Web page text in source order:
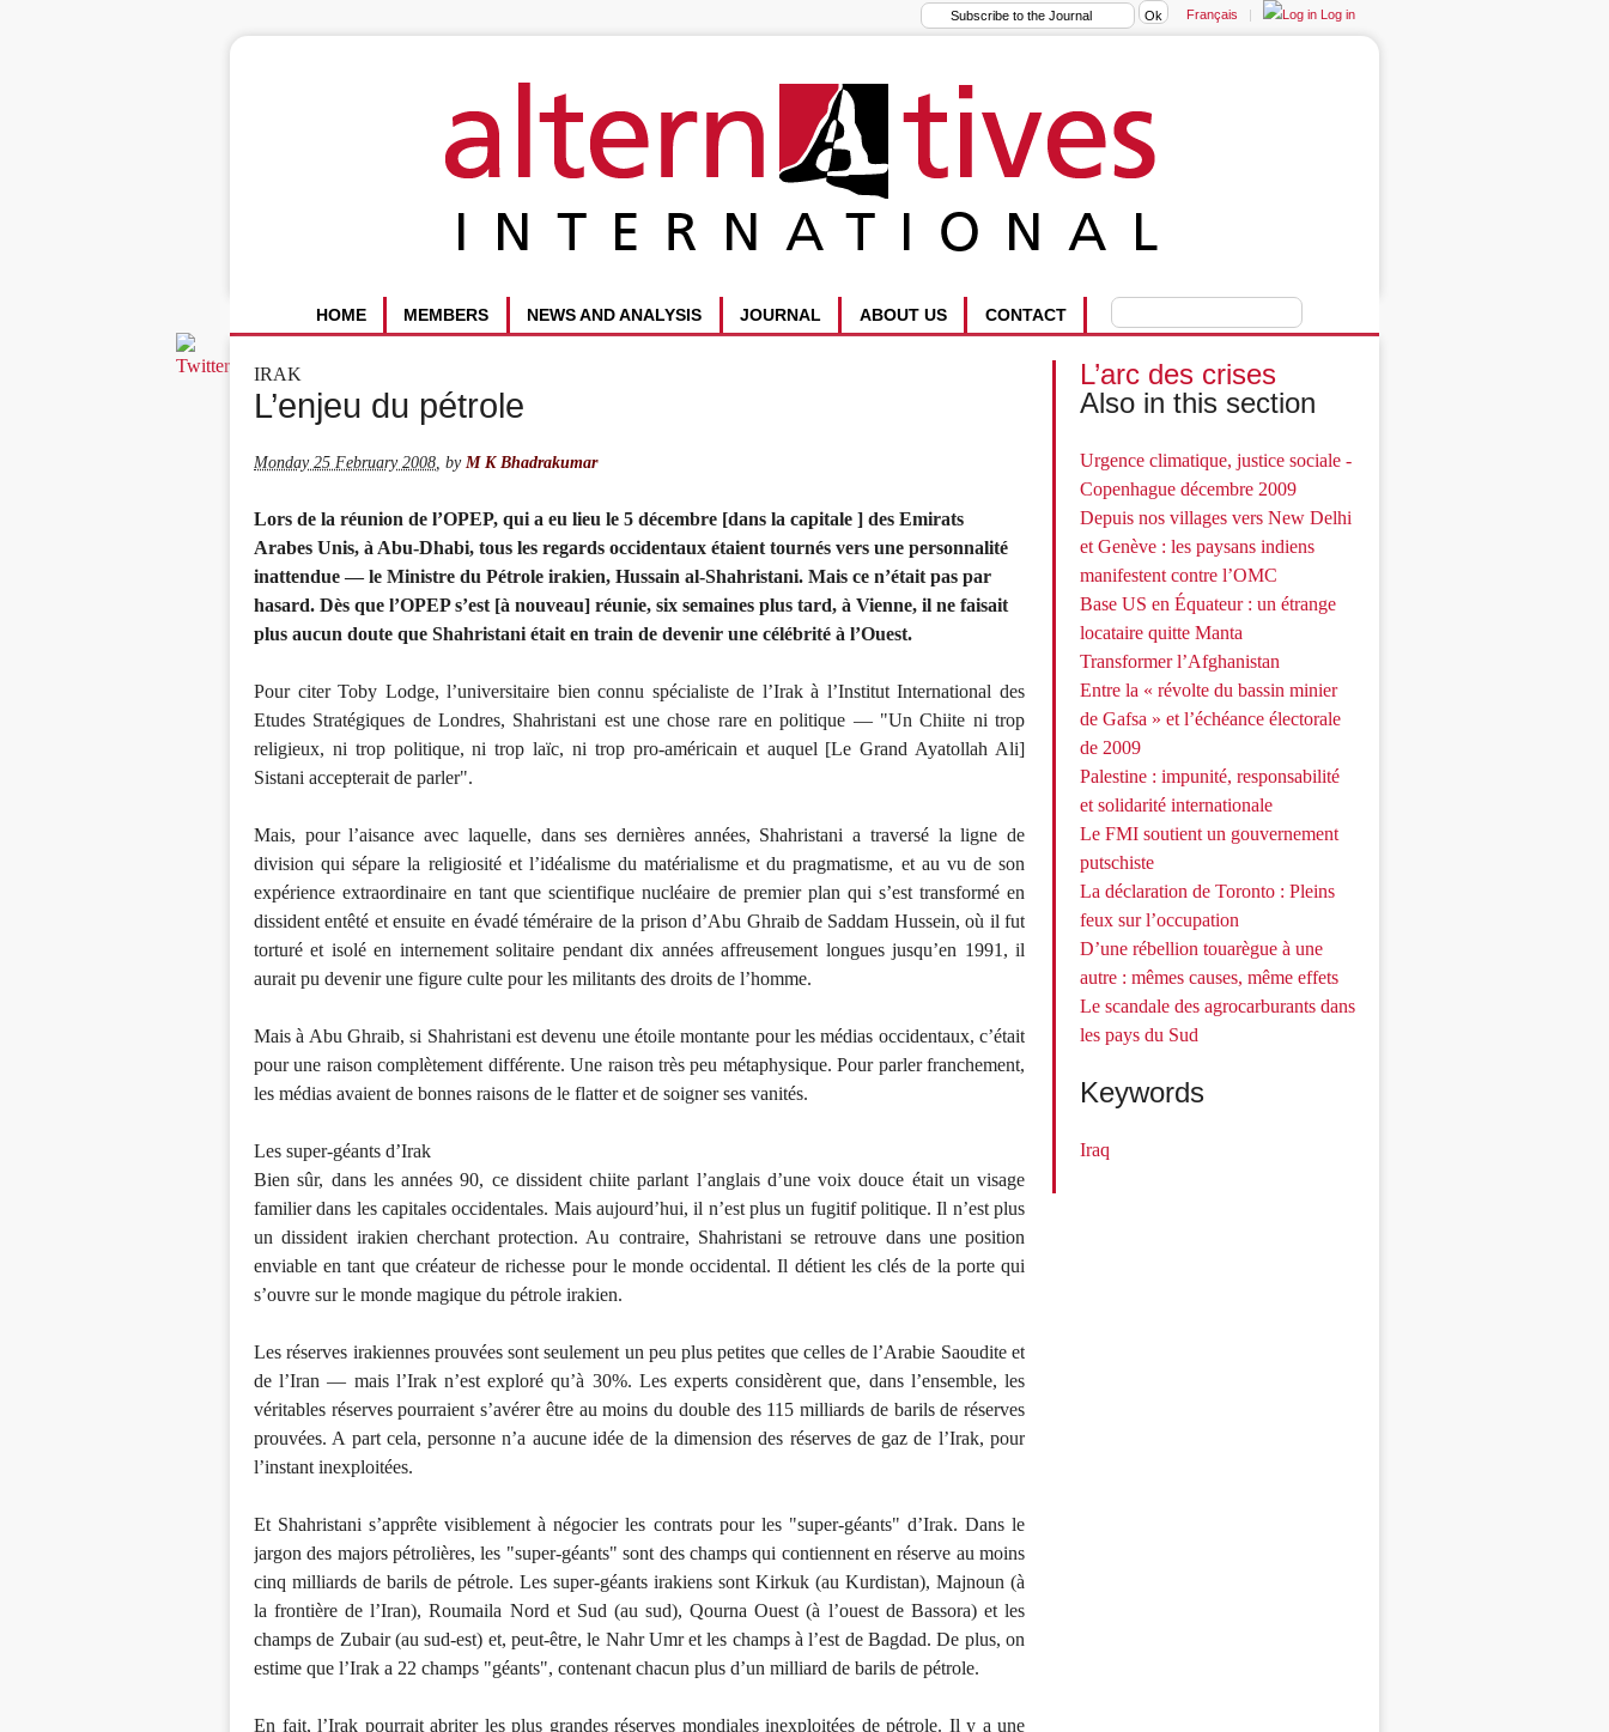
Français | Log in
CONTACT
ABOUT US
JOURNAL
NEWS AND ANALYSIS
MEMBERS
HOME
IRAK
L’enjeu du pétrole
Monday 25 February 2008, byM K Bhadrakumar
Lors de la réunion de l’OPEP, qui a eu lieu le 5 décembre [dans la capitale ] des Emirats
Arabes Unis, à Abu-Dhabi, tous les regards occidentaux étaient tournés vers une personnalité
inattendue — le Ministre du Pétrole irakien, Hussain al-Shahristani. Mais ce n’était pas par
hasard. Dès que l’OPEP s’est [à nouveau] réunie, six semaines plus tard, à Vienne, il ne faisait
plus aucun doute que Shahristani était en train de devenir une célébrité à l’Ouest.
Pour citer Toby Lodge, l’universitaire bien connu spécialiste de l’Irak à l’Institut International des
Etudes Stratégiques de Londres, Shahristani est une chose rare en politique — "Un Chiite ni trop
religieux, ni trop politique, ni trop laïc, ni trop pro-américain et auquel [Le Grand Ayatollah Ali]
Sistani accepterait de parler".
Mais, pour l’aisance avec laquelle, dans ses dernières années, Shahristani a traversé la ligne de
division qui sépare la religiosité et l’idéalisme du matérialisme et du pragmatisme, et au vu de son
expérience extraordinaire en tant que scientifique nucléaire de premier plan qui s’est transformé en
dissident entêté et ensuite en évadé téméraire de la prison d’Abu Ghraib de Saddam Hussein, où il fut
torturé et isolé en internement solitaire pendant dix années affreusement longues jusqu’en 1991, il
aurait pu devenir une figure culte pour les militants des droits de l’homme.
Mais à Abu Ghraib, si Shahristani est devenu une étoile montante pour les médias occidentaux, c’était
pour une raison complètement différente. Une raison très peu métaphysique. Pour parler franchement,
les médias avaient de bonnes raisons de le flatter et de soigner ses vanités.
Les super-géants d’Irak
Bien sûr, dans les années 90, ce dissident chiite parlant l’anglais d’une voix douce était un visage
familier dans les capitales occidentales. Mais aujourd’hui, il n’est plus un fugitif politique. Il n’est plus
un dissident irakien cherchant protection. Au contraire, Shahristani se retrouve dans une position
enviable en tant que créateur de richesse pour le monde occidental. Il détient les clés de la porte qui
s’ouvre sur le monde magique du pétrole irakien.
Les réserves irakiennes prouvées sont seulement un peu plus petites que celles de l’Arabie Saoudite et
de l’Iran — mais l’Irak n’est exploré qu’à 30%. Les experts considèrent que, dans l’ensemble, les
véritables réserves pourraient s’avérer être au moins du double des 115 milliards de barils de réserves
prouvées. A part cela, personne n’a aucune idée de la dimension des réserves de gaz de l’Irak, pour
l’instant inexploitées.
Et Shahristani s’apprête visiblement à négocier les contrats pour les "super-géants" d’Irak. Dans le
jargon des majors pétrolières, les "super-géants" sont des champs qui contiennent en réserve au moins
cinq milliards de barils de pétrole. Les super-géants irakiens sont Kirkuk (au Kurdistan), Majnoun (à
la frontière de l’Iran), Roumaila Nord et Sud (au sud), Qourna Ouest (à l’ouest de Bassora) et les
champs de Zubair (au sud-est) et, peut-être, le Nahr Umr et les champs à l’est de Bagdad. De plus, on
estime que l’Irak a 22 champs "géants", contenant chacun plus d’un milliard de barils de pétrole.
En fait, l’Irak pourrait abriter les plus grandes réserves mondiales inexploitées de pétrole. Il y a une
L’arc des crises
Also in this section
Urgence climatique, justice sociale -
Copenhague décembre 2009
Depuis nos villages vers New Delhi
et Genève : les paysans indiens
manifestent contre l’OMC
Base US en Équateur : un étrange
locataire quitte Manta
Transformer l’Afghanistan
Entre la « révolte du bassin minier
de Gafsa » et l’échéance électorale
de 2009
Palestine : impunité, responsabilité
et solidarité internationale
Le FMI soutient un gouvernement
putschiste
La déclaration de Toronto : Pleins
feux sur l’occupation
D’une rébellion touarègue à une
autre : mêmes causes, même effets
Le scandale des agrocarburants dans
les pays du Sud
Keywords
Iraq